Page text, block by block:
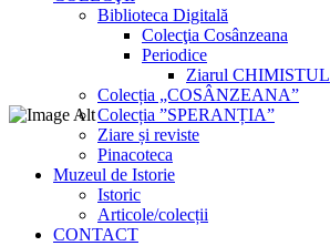
Biblioteca Digitală
Colecţia Cosânzeana
Periodice
Ziarul CHIMISTUL
Colecția „COSÂNZEANA”
Colecția ”SPERANȚIA”
Ziare și reviste
Pinacoteca
Muzeul de Istorie
Istoric
Articole/colecții
CONTACT